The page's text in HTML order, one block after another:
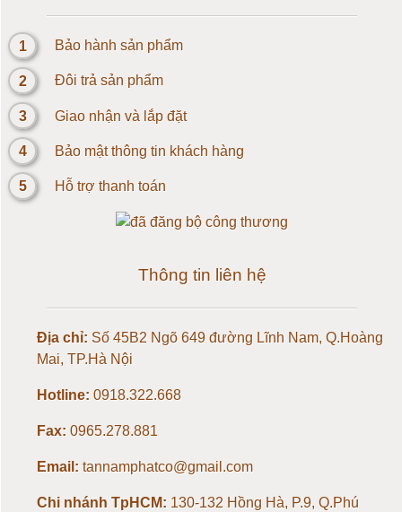
Cảm biến Loadcell 2kg
Loadcell 3kg
Loadcell 5kg
Loadcell 10kg
Loadcell 20kg
Loadcell 100kg
Loadcell 150kg
Loadcell 200kg
1 Bảo hành sản phẩm
2 Đôi trả sản phẩm
3 Giao nhận và lắp đặt
4 Bảo mật thông tin khách hàng
5 Hỗ trợ thanh toán
Thông tin liên hệ
Địa chỉ: Số 45B2 Ngõ 649 đường Lĩnh Nam, Q.Hoàng
Mai, TP.Hà Nội
Hotline: 0918.322.668
Fax: 0965.278.881
Email: tannamphatco@gmail.com
Chi nhánh TpHCM: 130-132 Hồng Hà, P.9, Q.Phú